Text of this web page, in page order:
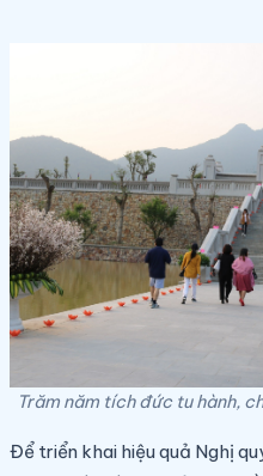
Trăm năm tích đức tu hành,
Để triển khai hiệu quả Nghị